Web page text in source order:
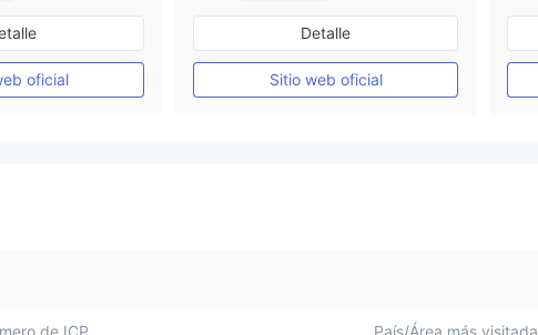
años
en Australia
Creación Mercado Forex (MM)
de MT4
oficial
De 15 a 20 años
Supervisión en Reino Unido
Creación Mercado Forex (MM)
Licencia completa de MT4
Detalle
Sitio web oficial
de ICP
País/Área más visitada